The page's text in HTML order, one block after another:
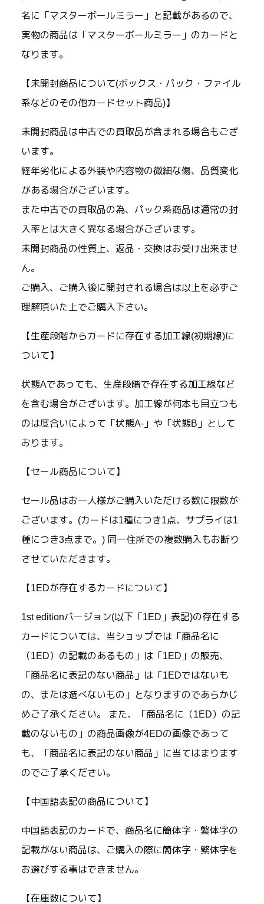
名に「マスターボールミラー」と記載があるので、
実物の商品は「マスターボールミラー」のカードと
なります。
【未開封商品について(ボックス・パック・ファイル
系などのその他カードセット商品)】
未開封商品は中古での買取品が含まれる場合もござ
います。
経年劣化による外装や内容物の微細な傷、品質変化
がある場合がございます。
また中古での買取品の為、パック系商品は通常の封
入率とは大きく異なる場合がございます。
未開封商品の性質上、返品・交換はお受け出来ませ
ん。
ご購入、ご購入後に開封される場合は以上を必ずご
理解頂いた上でご購入下さい。
【生産段階からカードに存在する加工線(初期線)に
ついて】
状態Aであっても、生産段階で存在する加工線など
を含む場合がございます。加工線が何本も目立つも
のは度合いによって「状態A-」や「状態B」として
おります。
【セール商品について】
セール品はお一人様がご購入いただける数に限数が
ございます。(カードは1種につき1点、サプライは1
種につき3点まで。) 同一住所での複数購入もお断り
させていただきます。
【1EDが存在するカードについて】
1st editionバージョン(以下「1ED」表記)の存在する
カードについては、当ショップでは「商品名に
（1ED）の記載のあるもの」は「1ED」の販売、
「商品名に表記のない商品」は「1EDではないも
の、または選べないもの」となりますのであらかじ
めご了承ください。 また、「商品名に（1ED）の記
載のないもの」の商品画像が4EDの画像であって
も、「商品名に表記のない商品」に当てはまります
のでご了承ください。
【中国語表記の商品について】
中国語表記のカードで、商品名に簡体字・繁体字の
記載がない商品は、ご購入の際に簡体字・繁体字を
お選びする事はできません。
【在庫数について】